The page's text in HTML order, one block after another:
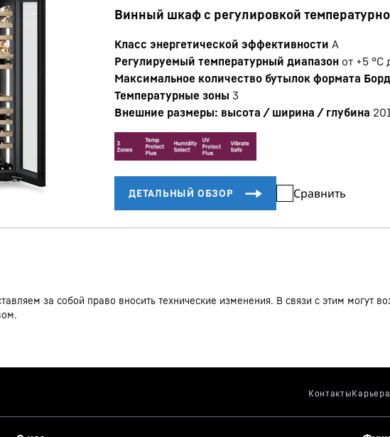
Винный шкаф с регулировкой
Класс энергетической эффективности A
Регулируемый температурный диапазон от +5 °C
Максимальное количество бутылок формата
Температурные зоны 3
Внешние размеры: высота / ширина / глубина
Сравнить
за собой право вносить технические изменения. В связи с этим могут